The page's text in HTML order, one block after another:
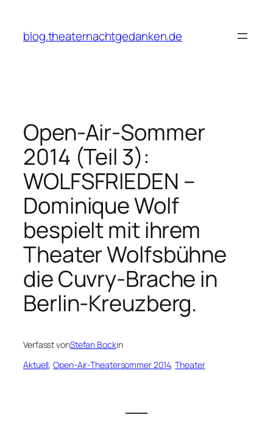
springen
blog.theaternachtgedanken.de
Open-Air-Sommer
2014 (Teil 3):
WOLFSFRIEDEN –
Dominique Wolf
bespielt mit ihrem
Theater Wolfsbühne
die Cuvry-Brache in
Berlin-Kreuzberg.
Verfasst vonStefan Bockin
Aktuell, Open-Air-Theatersommer 2014, Theater